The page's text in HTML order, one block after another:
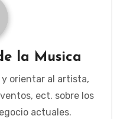
la Musica
orientar al artista,
ect. sobre los
actuales.